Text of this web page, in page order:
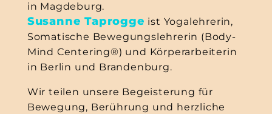
in Magdeburg.
Susanne Taprogge ist Yogalehrerin,
Somatische Bewegungslehrerin (Body-
Mind Centering®) und Körperarbeiterin
in Berlin und Brandenburg.
Wir teilen unsere Begeisterung für
Bewegung, Berührung und herzliche